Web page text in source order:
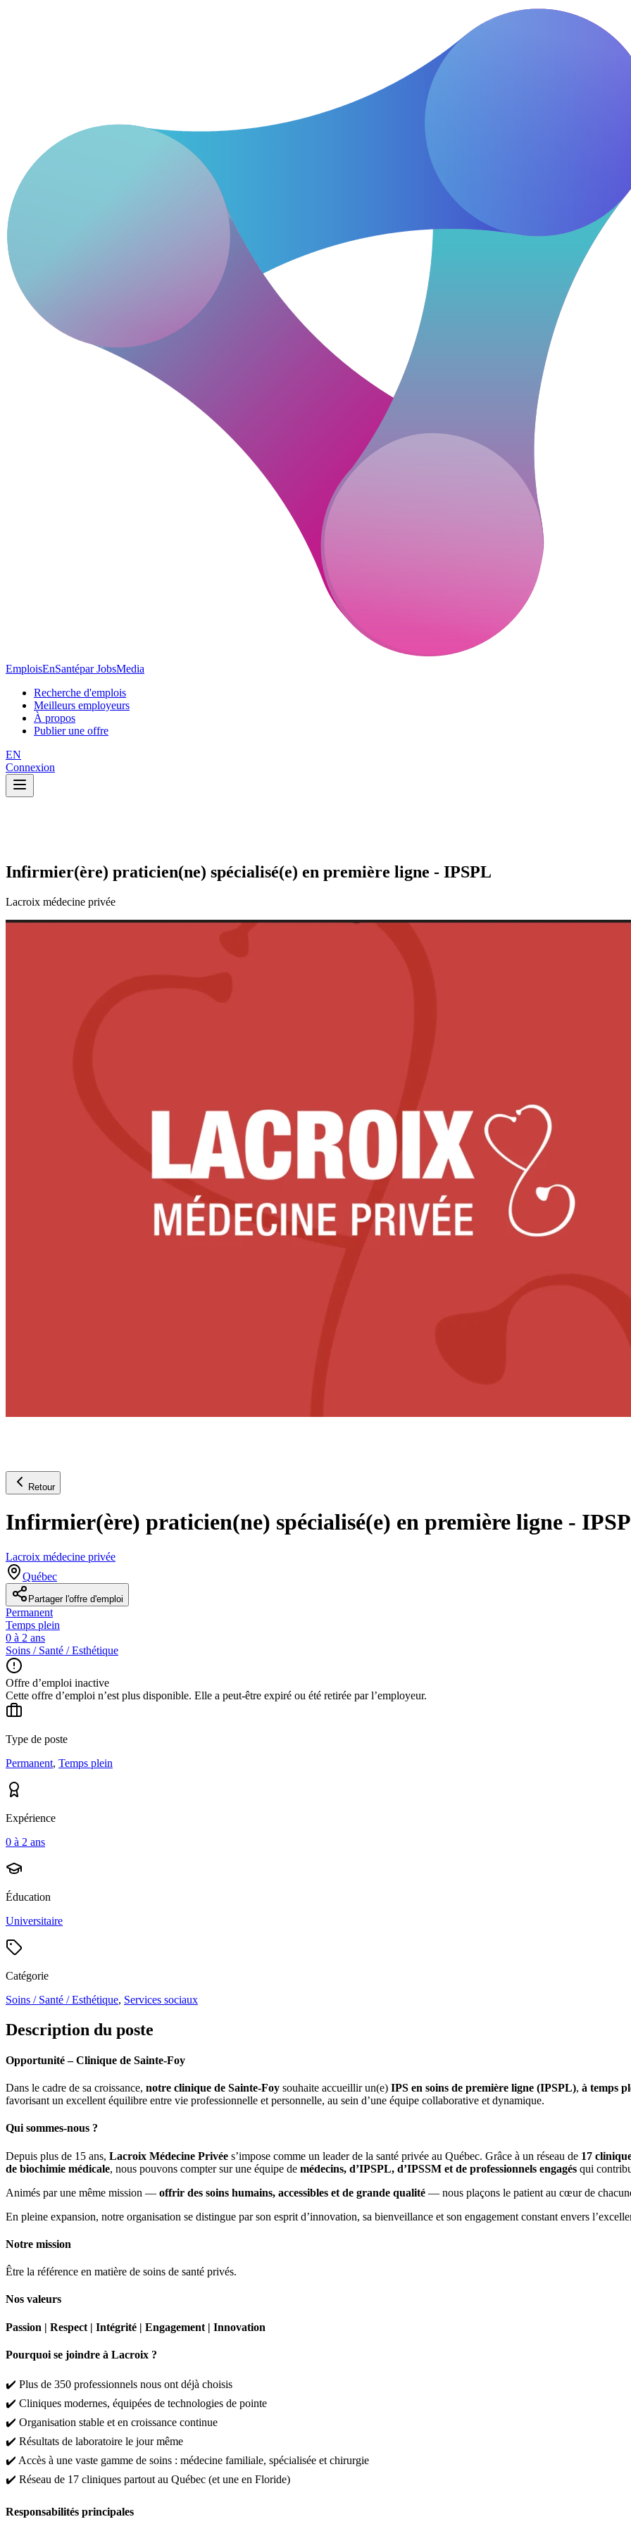
EmploisEnSantépar JobsMedia
Recherche d'emplois
Meilleurs employeurs
À propos
Publier une offre
EN
Connexion
Infirmier(ère) praticien(ne) spécialisé(e) en première ligne - IPSPL
Lacroix médecine privée
Retour
Infirmier(ère) praticien(ne) spécialisé(e) en première ligne -
Lacroix médecine privée
Québec
Partager l'offre d'emploi
Permanent
Temps plein
0 à 2 ans
Soins / Santé / Esthétique
Offre d’emploi inactive
Cette offre d’emploi n’est plus disponible. Elle a peut-être expiré ou été retirée par l’employeur.
Type de poste
Permanent, Temps plein
Expérience
0 à 2 ans
Éducation
Universitaire
Catégorie
Soins / Santé / Esthétique, Services sociaux
Description du poste
Opportunité – Clinique de Sainte-Foy
Dans le cadre de sa croissance, notre clinique de Sainte-Foy souhaite accueillir un(e) IPS en soins de première ligne (IPSPL), à temps
favorisant un excellent équilibre entre vie professionnelle et personnelle, au sein d’une équipe collaborative et dynamique.
Qui sommes-nous ?
Depuis plus de 15 ans, Lacroix Médecine Privée s’impose comme un leader de la santé privée au Québec. Grâce à un réseau de 17
de biochimie médicale, nous pouvons compter sur une équipe de médecins, d’IPSPL, d’IPSSM et de professionnels engagés qui
Animés par une même mission — offrir des soins humains, accessibles et de grande qualité — nous plaçons le patient au cœur de
En pleine expansion, notre organisation se distingue par son esprit d’innovation, sa bienveillance et son engagement constant envers
Notre mission
Être la référence en matière de soins de santé privés.
Nos valeurs
Passion | Respect | Intégrité | Engagement | Innovation
Pourquoi se joindre à Lacroix ?
✔️ Plus de 350 professionnels nous ont déjà choisis
✔️ Cliniques modernes, équipées de technologies de pointe
✔️ Organisation stable et en croissance continue
✔️ Résultats de laboratoire le jour même
✔️ Accès à une vaste gamme de soins : médecine familiale, spécialisée et chirurgie
✔️ Réseau de 17 cliniques partout au Québec (et une en Floride)
Responsabilités principales